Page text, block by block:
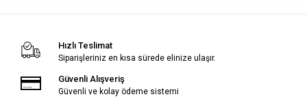
Hızlı Teslimat
Siparişleriniz en kısa sürede elinize ulaşır.
Güvenli Alışveriş
Güvenli ve kolay ödeme sistemi